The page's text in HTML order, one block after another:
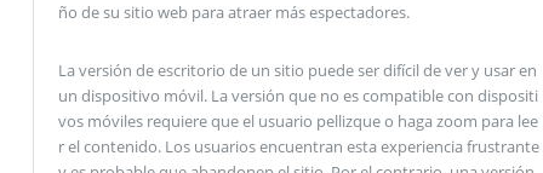
ño de su sitio web para atraer más espectadores.
La versión de escritorio de un sitio puede ser difícil de ver y usar en
un dispositivo móvil. La versión que no es compatible con dispositi
vos móviles requiere que el usuario pellizque o haga zoom para lee
r el contenido. Los usuarios encuentran esta experiencia frustrante